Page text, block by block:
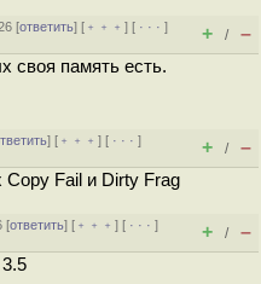
[ответить] [ ﹢﹢﹢] [ · · ·]
+ / –
своя память есть.
] [ ﹢﹢﹢] [ · · ·]
+ / –
Fail и Dirty Frag
[ответить] [ ﹢﹢﹢] [ · · ·]
+ / –